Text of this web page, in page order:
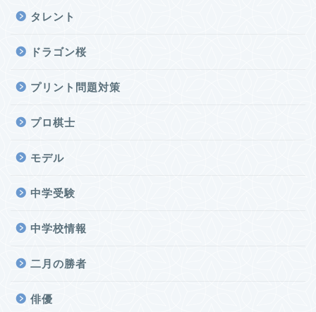
タレント
ドラゴン桜
プリント問題対策
プロ棋士
モデル
中学受験
中学校情報
二月の勝者
俳優